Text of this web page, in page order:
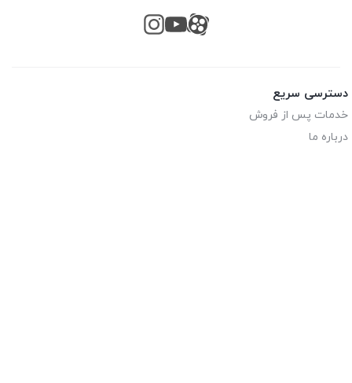
دسترسی سریع
خدمات پس از فروش
درباره ما